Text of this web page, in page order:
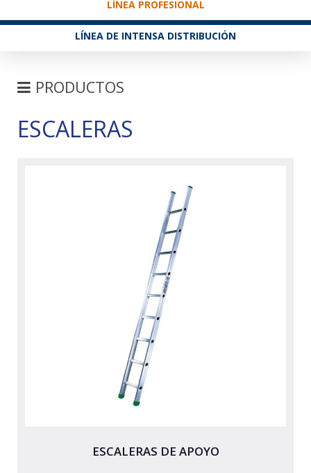
LÍNEA PROFESIONAL
LÍNEA DE INTENSA DISTRIBUCIÓN
PRODUCTOS
ESCALERAS
ESCALERAS TELESCOPICA Y MULTIUSOS
ESCALERA DE EMERGENCIA VERTICAL
ESCALERAS DOMESTICAS
RAMPAS DE ALUMINIO
ACCESORIOS, REPUESTOS Y COMPONENTES
ESCALERAS
ESCALERAS DE APOYO